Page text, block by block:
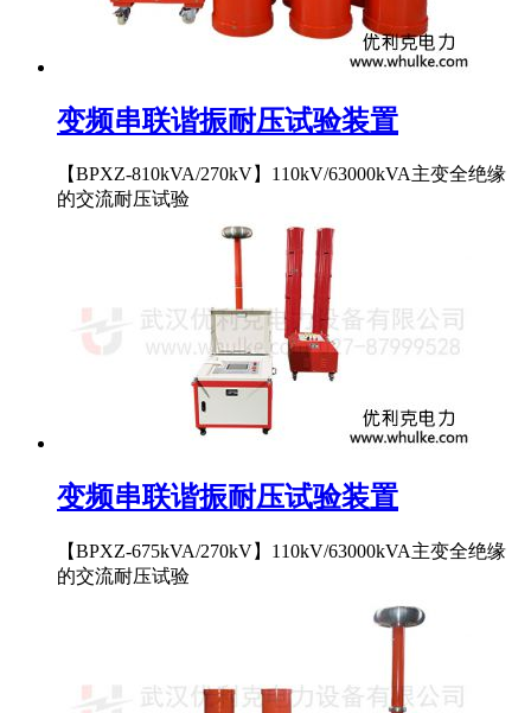
变频串联谐振耐压试验装置
【BPXZ-810kVA/270kV】110kV/63000kVA主变全绝缘
的交流耐压试验
变频串联谐振耐压试验装置
【BPXZ-675kVA/270kV】110kV/63000kVA主变全绝缘
的交流耐压试验